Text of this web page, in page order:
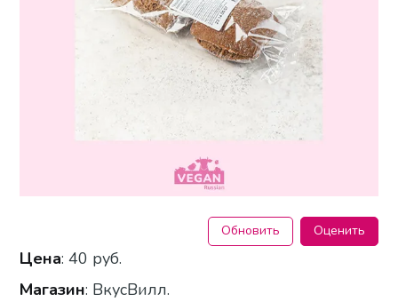
Обновить Оценить
Цена: 40 руб.
Магазин: ВкусВилл.